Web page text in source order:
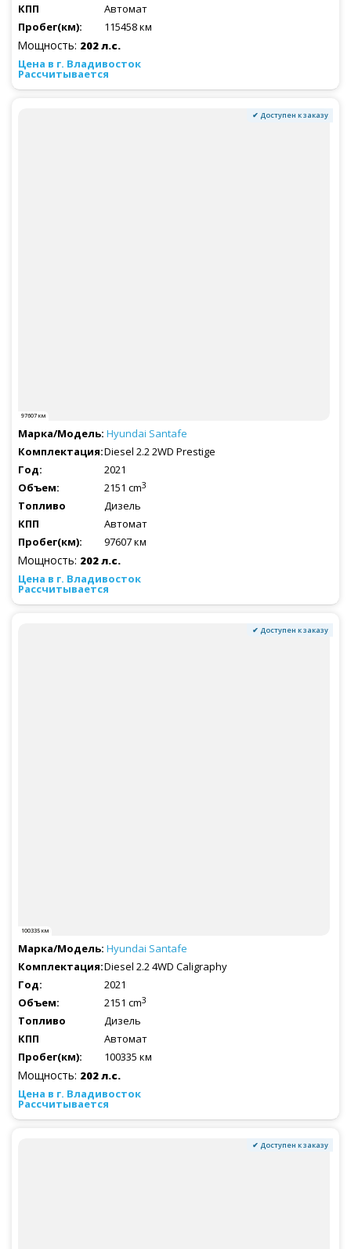
Автомат
115458 км
Мощность: 202 л.с.
Рассчитывается
✔ Доступен к заказу
97607 км
Hyundai Santafe
Diesel 2.2 2WD Prestige
2021
2151 cm3
Дизель
Автомат
97607 км
Мощность: 202 л.с.
Рассчитывается
✔ Доступен к заказу
100335 км
Hyundai Santafe
Diesel 2.2 4WD Caligraphy
2021
2151 cm3
Дизель
Автомат
100335 км
Мощность: 202 л.с.
Рассчитывается
✔ Доступен к заказу